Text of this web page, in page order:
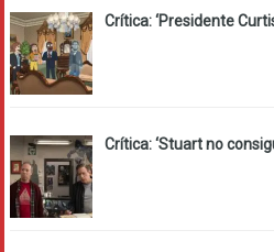
Crítica: ‘Presidente
Crítica: ‘Stuart no